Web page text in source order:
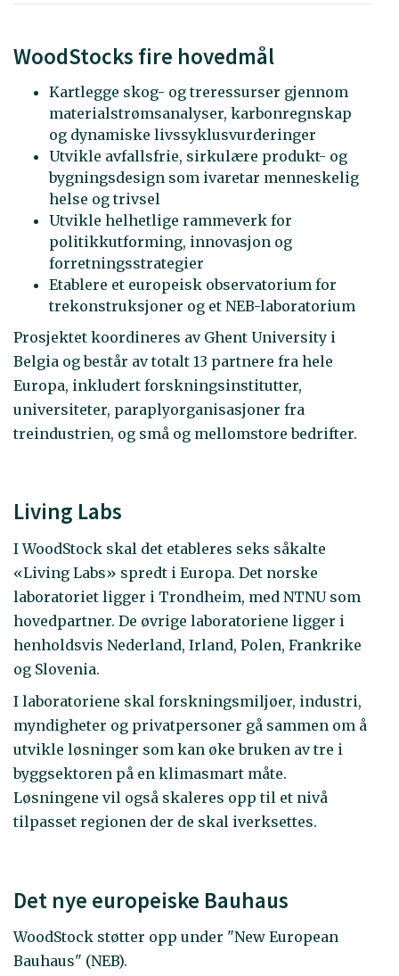
WoodStocks fire hovedmål
Kartlegge skog- og treressurser gjennom
materialstrømsanalyser, karbonregnskap
og dynamiske livssyklusvurderinger
Utvikle avfallsfrie, sirkulære produkt- og
bygningsdesign som ivaretar menneskelig
helse og trivsel
Utvikle helhetlige rammeverk for
politikkutforming, innovasjon og
forretningsstrategier
Etablere et europeisk observatorium for
trekonstruksjoner og et NEB-laboratorium
Prosjektet koordineres av Ghent University i
Belgia og består av totalt 13 partnere fra hele
Europa, inkludert forskningsinstitutter,
universiteter, paraplyorganisasjoner fra
treindustrien, og små og mellomstore bedrifter.
Living Labs
I WoodStock skal det etableres seks såkalte
«Living Labs» spredt i Europa. Det norske
laboratoriet ligger i Trondheim, med NTNU som
hovedpartner. De øvrige laboratoriene ligger i
henholdsvis Nederland, Irland, Polen, Frankrike
og Slovenia.
I laboratoriene skal forskningsmiljøer, industri,
myndigheter og privatpersoner gå sammen om å
utvikle løsninger som kan øke bruken av tre i
byggsektoren på en klimasmart måte.
Løsningene vil også skaleres opp til et nivå
tilpasset regionen der de skal iverksettes.
Det nye europeiske Bauhaus
WoodStock støtter opp under "New European
Bauhaus" (NEB).